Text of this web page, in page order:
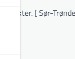
[ Sør-